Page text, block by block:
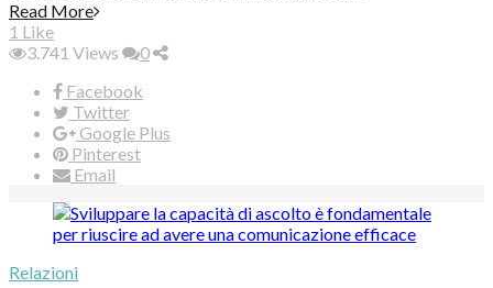
Read More
1 Like
3.741 Views
0
Facebook
Twitter
Google Plus
Pinterest
Email
Relazioni